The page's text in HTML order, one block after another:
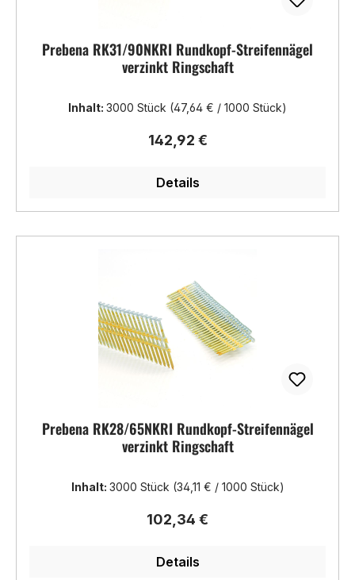
Prebena RK31/90NKRI Rundkopf-Streifennägel
verzinkt Ringschaft
Inhalt: 3000 Stück (47,64 € / 1000 Stück)
Regulärer Preis:
142,92 €
Details
Prebena RK28/65NKRI Rundkopf-Streifennägel
verzinkt Ringschaft
Inhalt: 3000 Stück (34,11 € / 1000 Stück)
Regulärer Preis:
102,34 €
Details